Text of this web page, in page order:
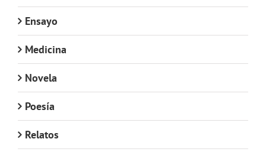
Ensayo
Medicina
Novela
Poesía
Relatos